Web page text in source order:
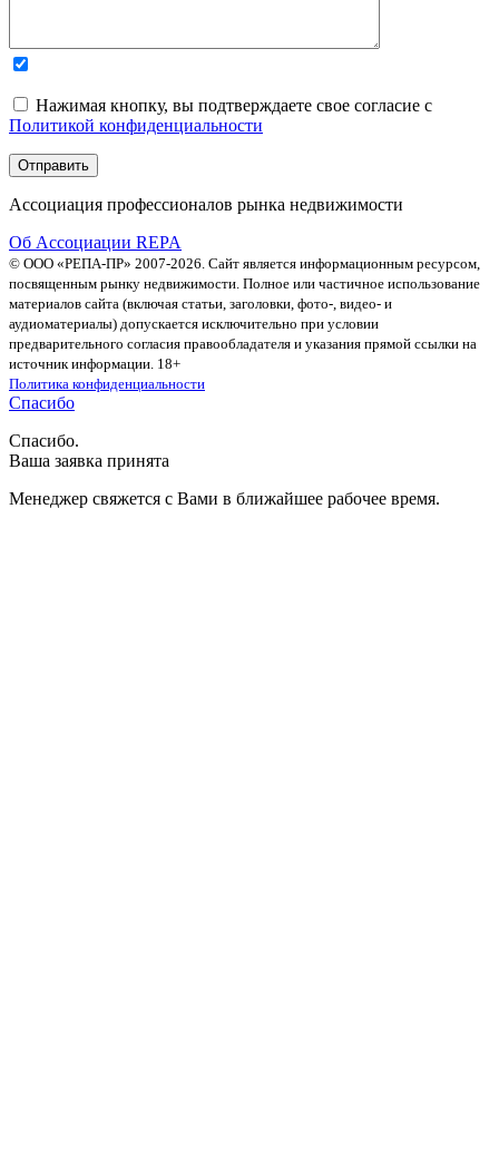
Нажимая кнопку, вы подтверждаете свое согласие с
Политикой конфиденциальности
Ассоциация профессионалов рынка недвижимости
Об Ассоциации REPA
© ООО «РЕПА-ПР» 2007-2026. Сайт является информационным ресурсом,
посвященным рынку недвижимости. Полное или частичное использование
материалов сайта (включая статьи, заголовки, фото-, видео- и
аудиоматериалы) допускается исключительно при условии
предварительного согласия правообладателя и указания прямой ссылки на
источник информации. 18+
Политика конфиденциальности
Спасибо
Спасибо.
Ваша заявка принята
Менеджер свяжется с Вами в ближайшее рабочее время.